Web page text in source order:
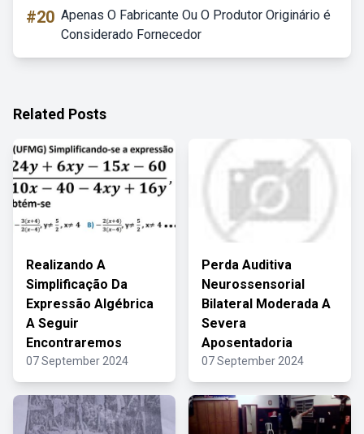
#20 Apenas O Fabricante Ou O Produtor Originário é
Considerado Fornecedor
Related Posts
Realizando A
Simplificação Da
Expressão Algébrica
A Seguir
Encontraremos
07 September 2024
Perda Auditiva
Neurossensorial
Bilateral Moderada A
Severa
Aposentadoria
07 September 2024